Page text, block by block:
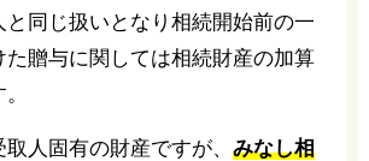
同じ扱いとなり相続開始前の一
た贈与に関しては相続財産の加算
人固有の財産ですが、 みなし相